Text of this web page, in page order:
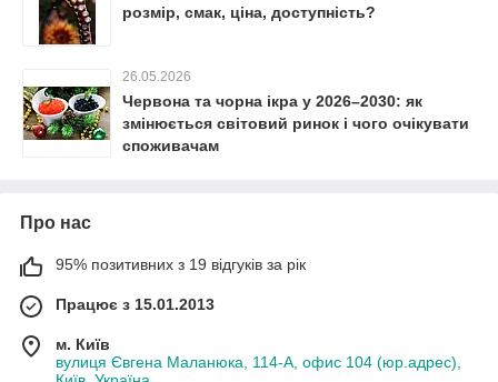
розмір, смак, ціна, доступність?
26.05.2026
Червона та чорна ікра у 2026–2030: як
змінюється світовий ринок і чого очікувати
споживачам
Про нас
95% позитивних з 19 відгуків за рік
Працює з 15.01.2013
м. Київ
вулиця Євгена Маланюка, 114-А, офис 104 (юр.адрес),